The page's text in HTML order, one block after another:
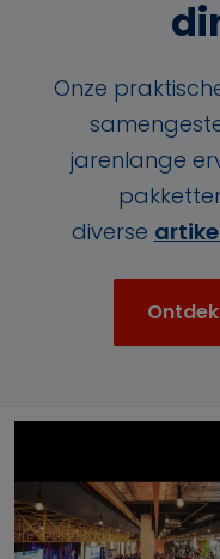
Onze
jarenlange
diverse